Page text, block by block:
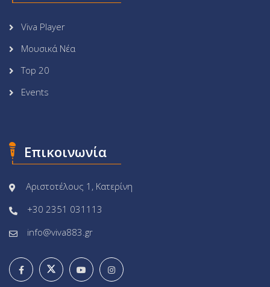
Viva Player
Μουσικά Νέα
Top 20
Events
Επικοινωνία
Αριστοτέλους 1, Κατερίνη
+30 2351 031113
info@viva883.gr